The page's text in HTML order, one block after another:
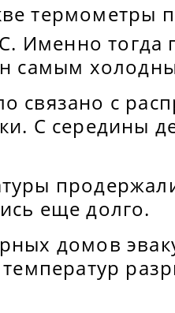
термометры
С. Именно тогда
самым
связано с
С середины
еще долго.
домов